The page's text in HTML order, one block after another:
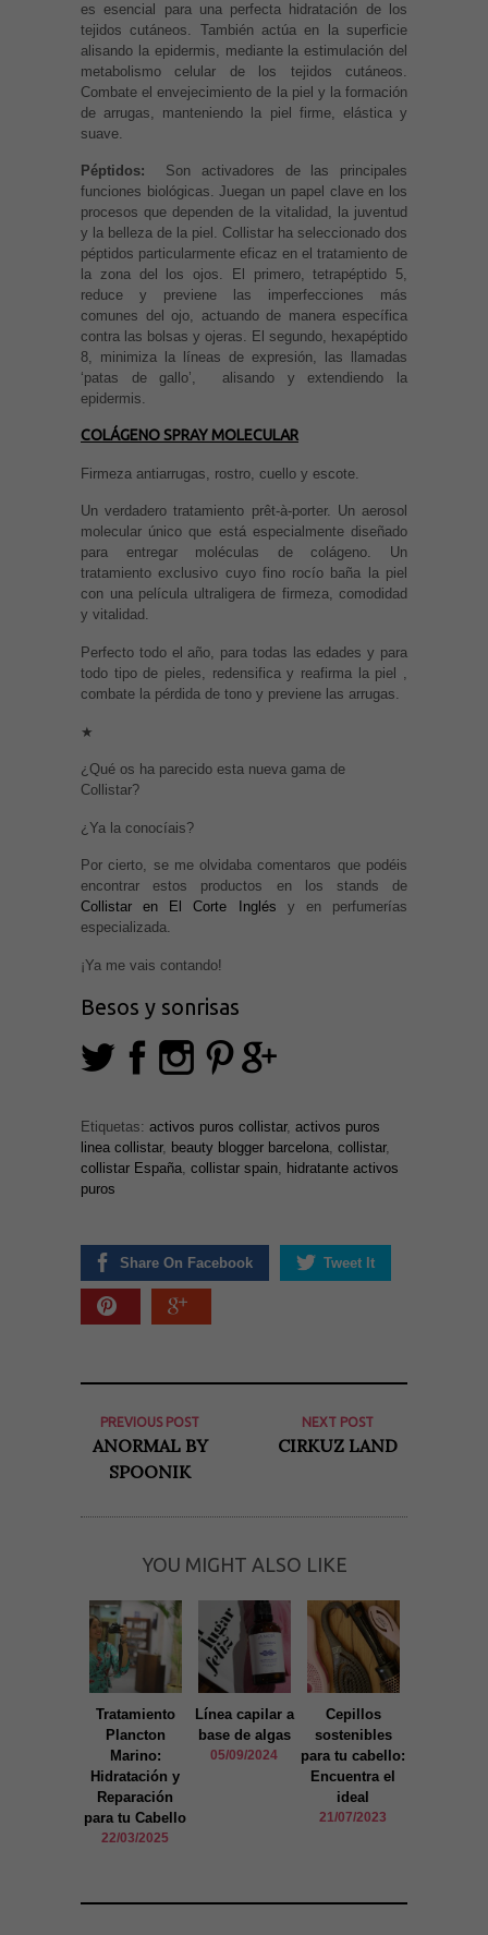
es esencial para una perfecta hidratación de los
tejidos cutáneos. También actúa en la superficie
alisando la epidermis, mediante la estimulación del
metabolismo celular de los tejidos cutáneos.
Combate el envejecimiento de la piel y la formación
de arrugas, manteniendo la piel firme, elástica y
suave.
Péptidos:
Son activadores de las principales
funciones biológicas. Juegan un papel clave en los
procesos que dependen de la vitalidad, la juventud
y la belleza de la piel. Collistar ha seleccionado dos
péptidos particularmente eficaz en el tratamiento de
la zona del los ojos. El primero, tetrapéptido 5,
reduce y previene las imperfecciones más
comunes del ojo, actuando de manera específica
contra las bolsas y ojeras. El segundo, hexapéptido
8, minimiza la líneas de expresión, las llamadas
‘patas de gallo’, alisando y extendiendo la
epidermis.
COLÁGENO SPRAY MOLECULAR
Firmeza antiarrugas, rostro, cuello y escote.
Un verdadero tratamiento prêt-à-porter. Un aerosol
molecular único que está especialmente diseñado
para entregar moléculas de colágeno. Un
tratamiento exclusivo cuyo fino rocío baña la piel
con una película ultraligera de firmeza, comodidad
y vitalidad.
Perfecto todo el año, para todas las edades y para
todo tipo de pieles, redensifica y reafirma la piel ,
combate la pérdida de tono y previene las arrugas.
★
¿Qué os ha parecido esta nueva gama de
Collistar?
¿Ya la conocíais?
Por cierto, se me olvidaba comentaros que podéis
encontrar estos productos en los stands de
Collistar en El Corte Inglés y en perfumerías
especializada.
¡Ya me vais contando!
Besos y sonrisas
Etiquetas: activos puros collistar, activos puros
linea collistar, beauty blogger barcelona collistar,
collistar España collistar spain
hidratante activos
puros
Share On Facebook Tweet It
PREVIOUS POST
ANORMAL BY
SPOONIK
NEXT POST
CIRKUZ LAND
YOU MIGHT ALSO LIKE
Tratamiento
Plancton
Marino:
Hidratación y
Reparación
para tu Cabello
22/03/2025
Línea capilar a
base de algas
05/09/2024
Cepillos
sostenibles
para tu cabello:
Encuentra el
ideal
21/07/2023
opcionales.
Son
necesarias
para que
mejorar la
funcionalidad
Experiencia
Para que
nuestra web
visita. Si
cookies,
algunas
desaparecerán
de la web.
Marketing
Al compartir tus
intereses y
comportamiento
mientras visitas
nuestro sitio,
aumentas la
posibilidad de
ver contenido y